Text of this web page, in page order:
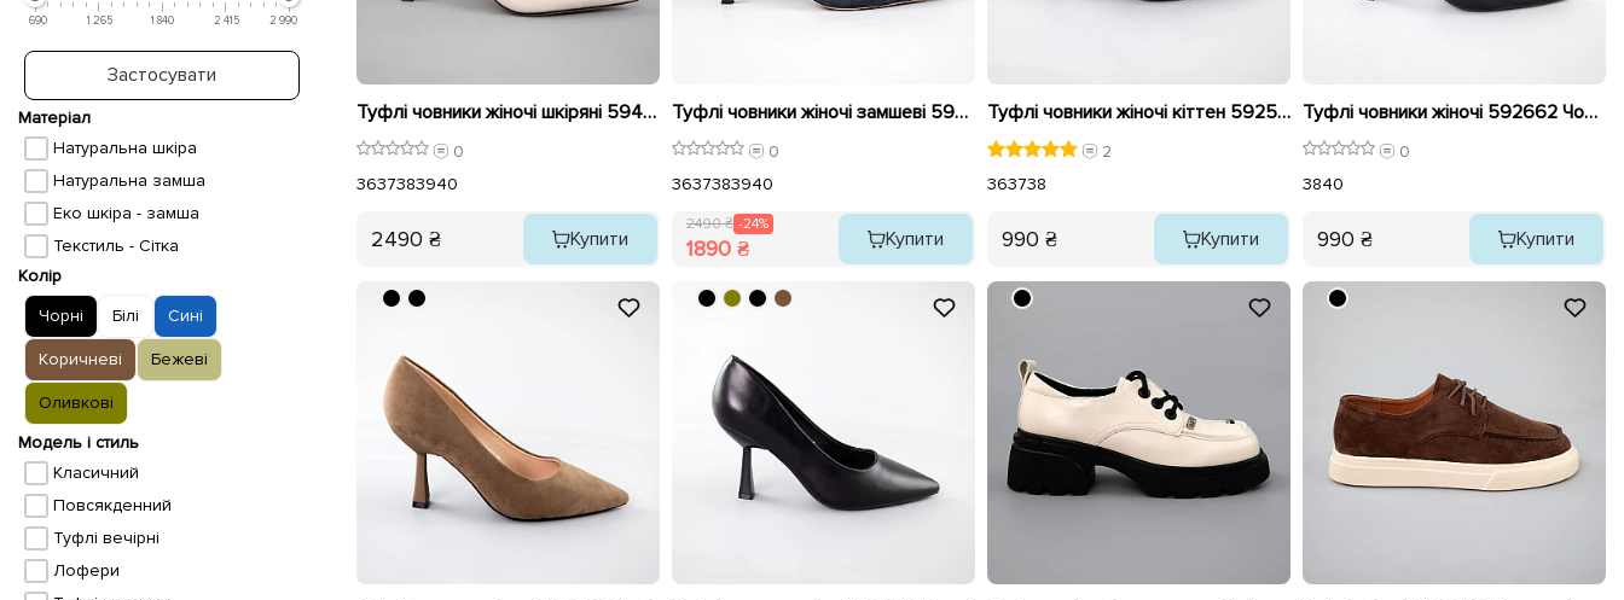
690 1 265 1 840 2 415 2 990
Застосувати
Матеріал
Натуральна шкіра
Натуральна замша
Еко шкіра - замша
Текстиль - Сітка
Колір
Чорні
Білі Сині
Коричневі Бежеві
Оливкові
Модель і стиль
Класичний
Повсякденний
Туфлі вечірні
Лофери
Туфлі човники жіночі шкіряні 594209 Бежеві
0
3637383940
2490 ₴ Купити
Туфлі човники жіночі замшеві 594213 Сині розпродаж
0
3637383940
2490 ₴ -24%
1890 ₴ Купити
Туфлі човники жіночі кіттен 592520 Чорні
2
363738
990 ₴ Купити
Туфлі човники жіночі 592662 Чорні
0
3840
990 ₴ Купити